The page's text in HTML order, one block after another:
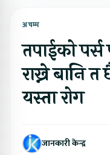
अचम्म
तपाईको
राख्ने बानि
यस्ता रोग
जानकारी केन्द्र